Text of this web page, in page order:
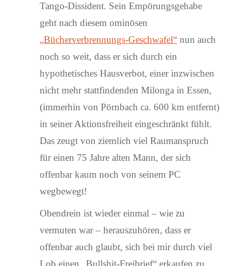
Tango-Dissident. Sein Empörungsgehabe
geht nach diesem ominösen
„Bücherverbrennungs-Geschwafel“ nun auch
noch so weit, dass er sich durch ein
hypothetisches Hausverbot, einer inzwischen
nicht mehr stattfindenden Milonga in Essen,
(immerhin von Pörnbach ca. 600 km entfernt)
in seiner Aktionsfreiheit eingeschränkt fühlt.
Das zeugt von ziemlich viel Raumanspruch
für einen 75 Jahre alten Mann, der sich
offenbar kaum noch von seinem PC
wegbewegt!
Obendrein ist wieder einmal – wie zu
vermuten war – herauszuhören, dass er
offenbar auch glaubt, sich bei mir durch viel
Lob einen „Bullshit-Freibrief“ erkaufen zu